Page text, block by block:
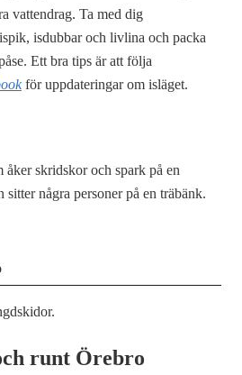
vattendrag. Ta med dig
isdubbar och livlina och packa
Ett bra tips är att följa
för uppdateringar om isläget.
runt Örebro